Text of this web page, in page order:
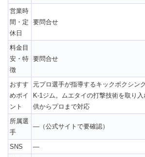
営業時
間・定
休日
要問合せ
料金目
安・特
徴
要問合せ
おすす
めポイ
ント
元プロ選手が指導するキックボクシン
K-1ジム。ムエタイの打撃技術を取り
供からプロまで対応
所属選
手
—（公式サイトで要確認）
SNS
—